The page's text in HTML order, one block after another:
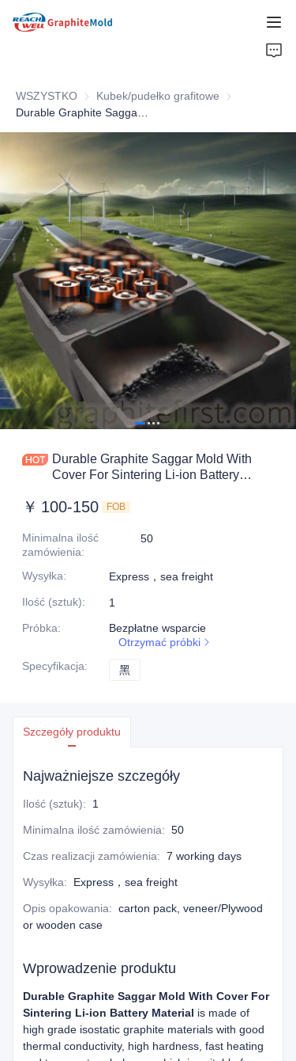
WSZYSTKO Kubek/pudełko grafitowe Kubek/
Durable Graphite Saggar Mold With
Cover For Sintering Li-ion Battery
￥ 100-150 FOB
Minimalna ilość
zamówienia:
50
Wysyłka:
Express，sea freight
Ilość (sztuk):
1
Próbka:
Bezpłatne wsparcie
Otrzymać próbki
Specyfikacja: 黑
Szczegóły produktu
Najważniejsze szczegóły
Ilość (sztuk): 1
Minimalna ilość zamówienia: 50
Czas realizacji zamówienia: 7 working days
Wysyłka: Express，sea freight
Opis opakowania: carton pack, veneer/Plywood
or wooden case
Wprowadzenie produktu
Durable Graphite Saggar Mold With Cover For
Sintering Li-ion Battery Material is made of
high grade isostatic graphite materials with good
thermal conductivity, high hardness, fast heating
FIRMA
NAJLEPSZE WYBORY
AKTUALNOŚCI
ROZWIĄZANIA
UZYSKAJ OFERTĘ